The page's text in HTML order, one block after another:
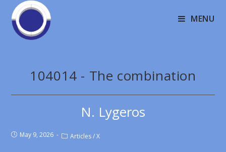
MENU
104014 - The combination
N. Lygeros
May 9, 2026 Articles / X